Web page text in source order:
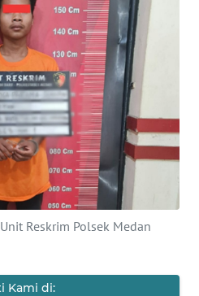
Reskrim Polsek Medan
Kami di: